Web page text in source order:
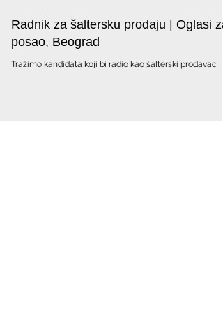
Mar 29, 2021
Radnik za šaltersku prodaju | Oglasi za
posao, Beograd